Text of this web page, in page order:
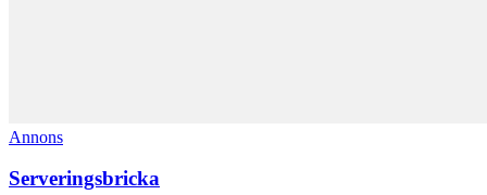
Annons
Serveringsbricka